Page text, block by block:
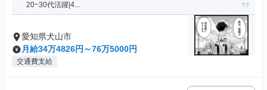
20~30代活躍|4...
愛知県犬山市
月給34万4826円～76万5000円
交通費支給